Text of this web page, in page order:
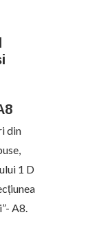
din
1 D
A8.